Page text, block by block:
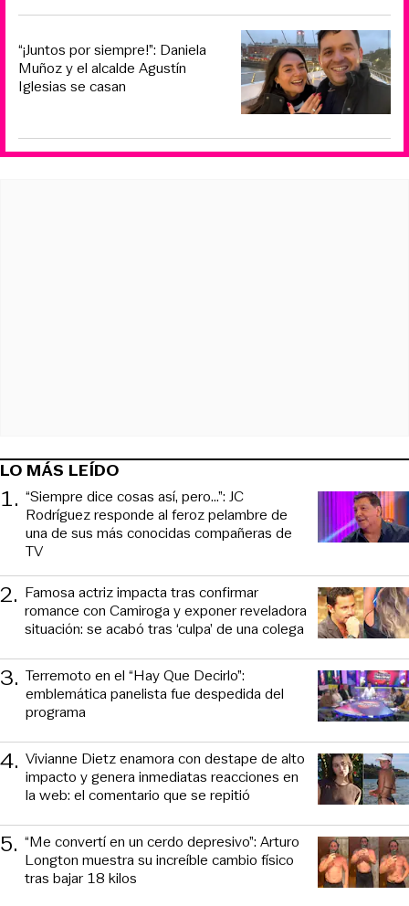
“¡Juntos por siempre!”: Daniela
Muñoz y el alcalde Agustín
Iglesias se casan
LO MÁS LEÍDO
1. “Siempre dice cosas así, pero...”: JC
Rodríguez responde al feroz pelambre de
una de sus más conocidas compañeras de
TV
2. Famosa actriz impacta tras confirmar
romance con Camiroga y exponer reveladora
situación: se acabó tras ‘culpa’ de una colega
3. Terremoto en el “Hay Que Decirlo”:
emblemática panelista fue despedida del
programa
4. Vivianne Dietz enamora con destape de alto
impacto y genera inmediatas reacciones en
la web: el comentario que se repitió
5. “Me convertí en un cerdo depresivo”: Arturo
Longton muestra su increíble cambio físico
tras bajar 18 kilos